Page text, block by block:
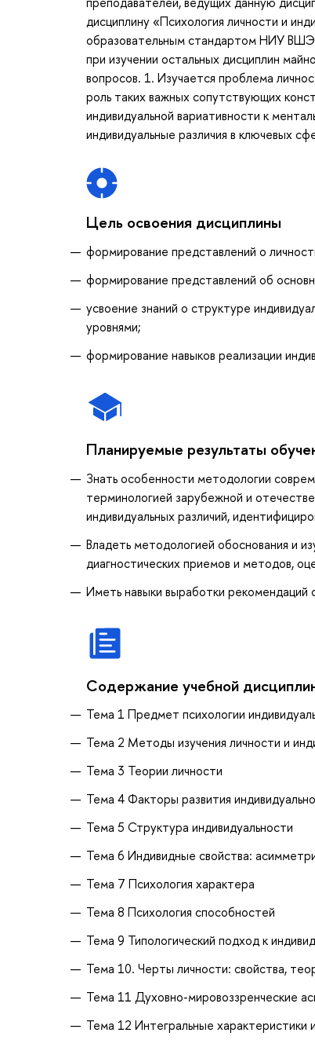
дисциплину «Психология личности и
образовательным стандартом НИУ
при изучении остальных дисциплин
вопросов. 1. Изучается проблема
роль таких важных сопутствующих
индивидуальной вариативности к
индивидуальные различия в ключевых
Цель освоения дисциплины
формирование представлений о
формирование представлений об
усвоение знаний о структуре
уровнями;
формирование навыков реализации
Планируемые результаты
Знать особенности методологии
терминологией зарубежной и
индивидуальных различий,
Владеть методологией обоснования и
диагностических приемов и методов,
Иметь навыки выработки рекомендаций
Содержание учебной
Тема 1 Предмет психологии
Тема 2 Методы изучения личности и
Тема 3 Теории личности
Тема 4 Факторы развития
Тема 5 Структура индивидуальности
Тема 6 Индивидные свойства:
Тема 7 Психология характера
Тема 8 Психология способностей
Тема 9 Типологический подход к
Тема 10. Черты личности: свойства,
Тема 11 Духовно-мировоззренческие
Тема 12 Интегральные характеристики